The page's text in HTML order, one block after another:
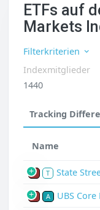
ETFs auf
Markets
Filterkriterien
Indexmitglieder
1440
Tracking
Name
P T State
P A UBS Core